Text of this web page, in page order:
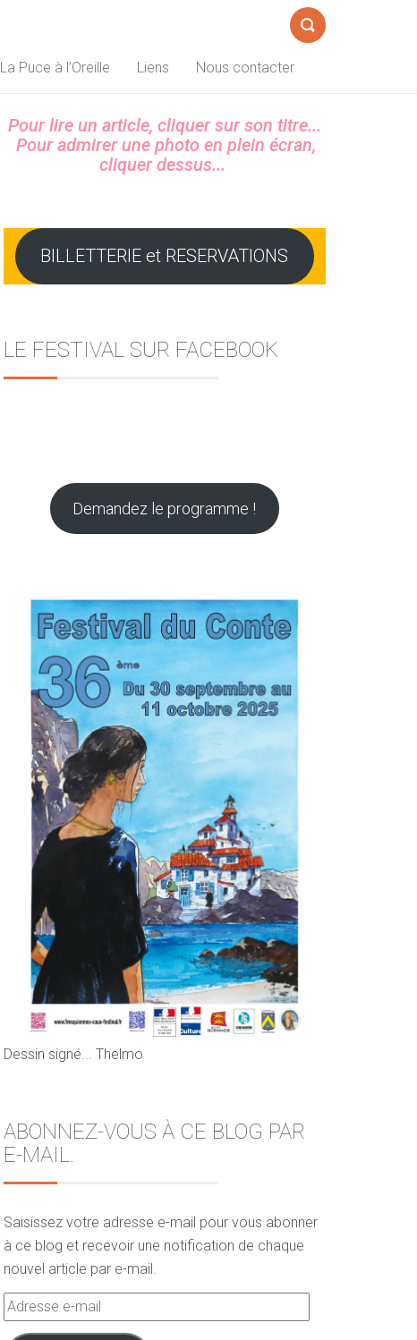
de
La Puce à l’Oreille Liens Nous contacter
Sidebar
Pour lire un article, cliquer sur son titre...
Pour admirer une photo en plein écran,
cliquer dessus...
BILLETTERIE et RESERVATIONS
LE FESTIVAL SUR FACEBOOK
Demandez le programme !
Dessin signé... Thelmo
ABONNEZ-VOUS À CE BLOG PAR
E-MAIL.
Saisissez votre adresse e-mail pour vous abonner
à ce blog et recevoir une notification de chaque
nouvel article par e-mail.
Adresse
e-